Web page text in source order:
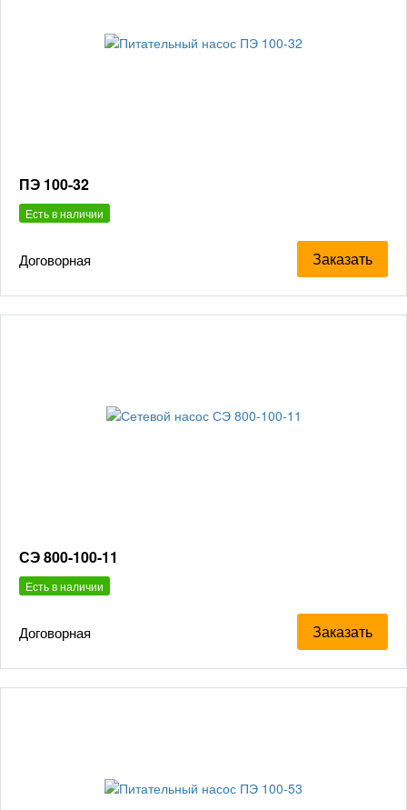
ПЭ 100-32
Есть в наличии
Договорная Заказать
СЭ 800-100-11
Есть в наличии
Договорная Заказать